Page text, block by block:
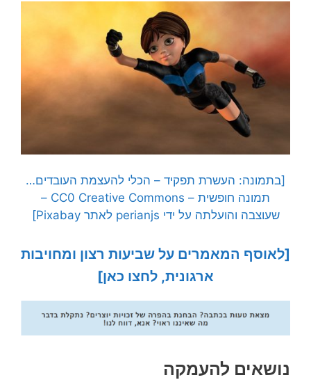
[בתמונה: העשרת תפקיד – הכלי להעצמת העובדים…
תמונה חופשית – CC0 Creative Commons –
שעוצבה והועלתה על ידי perianjs לאתר Pixabay]
[לאוסף המאמרים על שביעות רצון ומחויבות
ארגונית, לחצו כאן]
נושאים להעמקה